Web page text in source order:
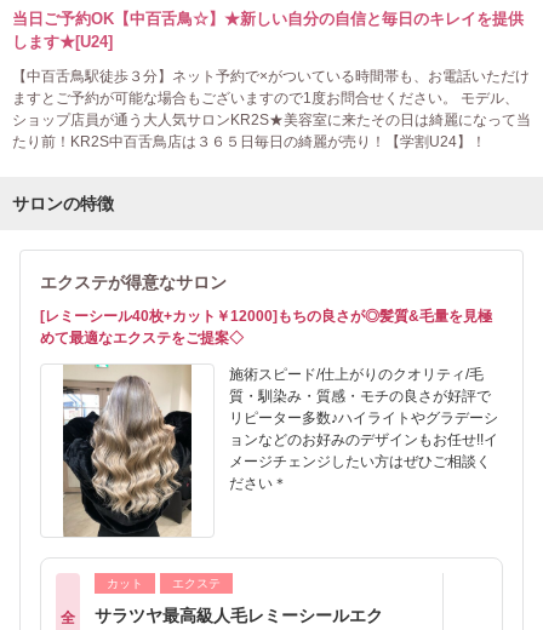
当日ご予約OK【中百舌鳥☆】★新しい自分の自信と毎日のキレイを提供
します★[U24]
【中百舌鳥駅徒歩３分】ネット予約で×がついている時間帯も、お電話いただけ
ますとご予約が可能な場合もございますので1度お問合せください。 モデル、
ショップ店員が通う大人気サロンKR2S★美容室に来たその日は綺麗になって当
たり前！KR2S中百舌鳥店は３６５日毎日の綺麗が売り！【学割U24】！
サロンの特徴
エクステが得意なサロン
[レミーシール40枚+カット￥12000]もちの良さが◎髪質&毛量を見極
めて最適なエクステをご提案◇
施術スピード/仕上がりのクオリティ/毛
質・馴染み・質感・モチの良さが好評で
リピーター多数♪ハイライトやグラデーシ
ョンなどのお好みのデザインもお任せ!!イ
メージチェンジしたい方はぜひご相談く
ださい＊
全
カット エクステ
サラツヤ最高級人毛レミーシールエク